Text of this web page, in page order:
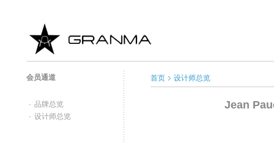
会员通道
· 品牌总览
· 设计师总览
首页 设计师总览
Jean